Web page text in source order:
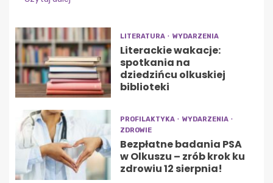
LITERATURA WYDARZENIA
Literackie wakacje:
spotkania na
dziedzińcu olkuskiej
biblioteki
PROFILAKTYKA
WYDARZENIA
ZDROWIE
Bezpłatne badania PSA
w Olkuszu – zrób krok ku
zdrowiu 12 sierpnia!